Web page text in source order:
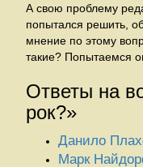
А свою проблему
попытался решить,
мнение по этому
такие? Попытаемся
Ответы на
рок?»
Данило
Марк